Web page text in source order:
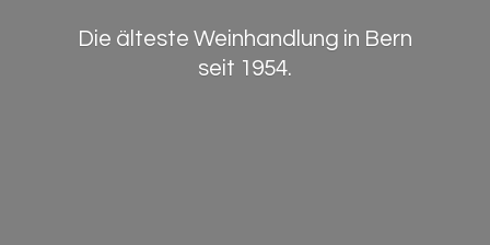
Die älteste Weinhandlung in Bern
seit 1954.